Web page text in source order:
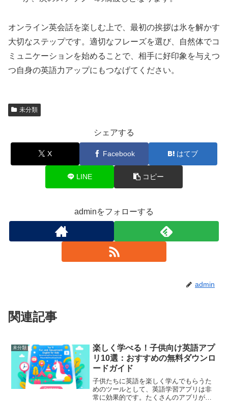
オンライン英会話を楽しむ上で、最初の挨拶は氷を解かす
大切なステップです。適切なフレーズを選び、自然体でコ
ミュニケーションを始めることで、相手に好印象を与えつ
つ自身の英語力アップにもつなげてください。
未分類
シェアする
X Facebook はてブ
LINE コピー
adminをフォローする
admin
関連記事
未分類
楽しく学べる！子供向け英語アプ
リ10選：おすすめの無料ダウンロ
ードガイド
子供たちに英語を楽しく学んでもらうた
めのツールとして、英語学習アプリは非
常に効果的です。たくさんのアプリが市